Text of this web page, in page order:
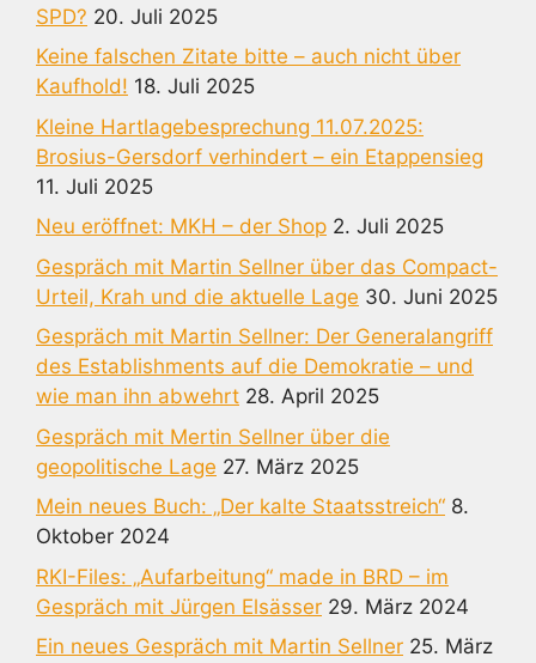
SPD? 20. Juli 2025
Keine falschen Zitate bitte – auch nicht über
Kaufhold! 18. Juli 2025
Kleine Hartlagebesprechung 11.07.2025:
Brosius-Gersdorf verhindert – ein Etappensieg
11. Juli 2025
Neu eröffnet: MKH – der Shop 2. Juli 2025
Gespräch mit Martin Sellner über das Compact-
Urteil, Krah und die aktuelle Lage 30. Juni 2025
Gespräch mit Martin Sellner: Der Generalangriff
des Establishments auf die Demokratie – und
wie man ihn abwehrt 28. April 2025
Gespräch mit Mertin Sellner über die
geopolitische Lage 27. März 2025
Mein neues Buch: „Der kalte Staatsstreich“ 8.
Oktober 2024
RKI-Files: „Aufarbeitung“ made in BRD – im
Gespräch mit Jürgen Elsässer 29. März 2024
Ein neues Gespräch mit Martin Sellner 25. März